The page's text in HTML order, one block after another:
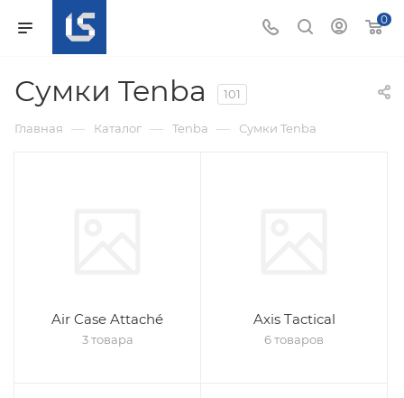
0
Сумки Tenba 101
Главная — Каталог — Tenba — Сумки Tenba
Air Case Attaché
3 товара
Axis Tactical
6 товаров